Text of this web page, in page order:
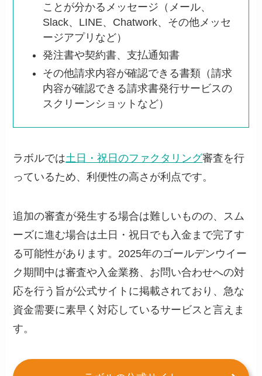
ことが分かるメッセージ（メール、
Slack、LINE、Chatwork、その他メッセ
ージアプリなど）
発注書や契約書、支払通知書
その他請求内容が確認できる書類（請求
内容が確認できる請求書発行サービスの
スクリーンショットなど）
ラボルでは土日・祝日のファクタリング審査を行
っているため、利便性の高さが利点です。
追加の審査が発生する場合は難しいものの、スム
ーズに進む場合は土日・祝日でも入金まで完了す
る可能性があります。2025年のゴールデンウイー
ク期間中は審査や入金業務、お問い合わせへの対
応を行う旨が公式サイトに掲載されており、急な
資金需要に素早く対応しているサービスと言えま
す。